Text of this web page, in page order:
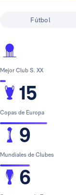
Fútbol
Mejor Club S. XX
15
Copas de Europa
9
Mundiales de Clubes
6